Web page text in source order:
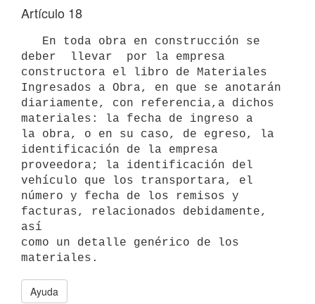
Artículo 18
deber  llevar  por la empresa
constructora el libro de Materiales
Ingresados a Obra, en que se anotarán
diariamente, con referencia,a dichos
materiales: la fecha de ingreso a
la obra, o en su caso, de egreso, la
identificación de la empresa
proveedora; la identificación del
vehículo que los transportara, el
número y fecha de los remisos y
facturas, relacionados debidamente,
así
como un detalle genérico de los
Ayuda